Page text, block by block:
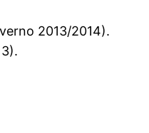
2013/2014).